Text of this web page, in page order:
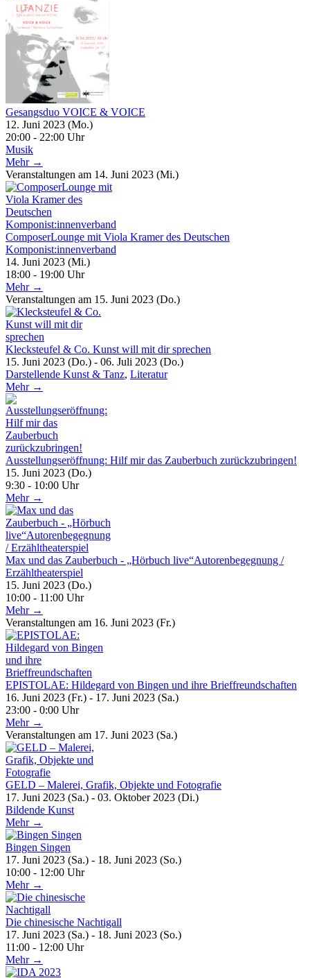
Gesangsduo VOICE & VOICE
12. Juni 2023 (Mo.)
20:00 - 22:00 Uhr
Musik
Mehr →
Veranstaltungen am 14. Juni 2023 (Mi.)
ComposerLounge mit Viola Kramer des Deutschen
Komponist:innenverband
14. Juni 2023 (Mi.)
18:00 - 19:00 Uhr
Mehr →
Veranstaltungen am 15. Juni 2023 (Do.)
Klecksteufel & Co. Kunst will mit dir sprechen
15. Juni 2023 (Do.) - 06. Juli 2023 (Do.)
Darstellende Kunst & Tanz, Literatur
Mehr →
Ausstellungseröffnung: Hilf mir das Zauberbuch zurückzubringen!
15. Juni 2023 (Do.)
9:30 - 10:00 Uhr
Mehr →
Max und das Zauberbuch - „Hörbuch live“Autorenbegegnung /
Erzähltheaterspiel
15. Juni 2023 (Do.)
10:00 - 11:00 Uhr
Mehr →
Veranstaltungen am 16. Juni 2023 (Fr.)
EPISTOLAE: Hildegard von Bingen und ihre Brieffreundschaften
16. Juni 2023 (Fr.) - 17. Juni 2023 (Sa.)
23:00 - 0:00 Uhr
Mehr →
Veranstaltungen am 17. Juni 2023 (Sa.)
GELD – Malerei, Grafik, Objekte und Fotografie
17. Juni 2023 (Sa.) - 03. Oktober 2023 (Di.)
Bildende Kunst
Mehr →
Bingen Singen
17. Juni 2023 (Sa.) - 18. Juni 2023 (So.)
10:00 - 12:00 Uhr
Mehr →
Die chinesische Nachtigall
17. Juni 2023 (Sa.) - 18. Juni 2023 (So.)
11:00 - 12:00 Uhr
Mehr →